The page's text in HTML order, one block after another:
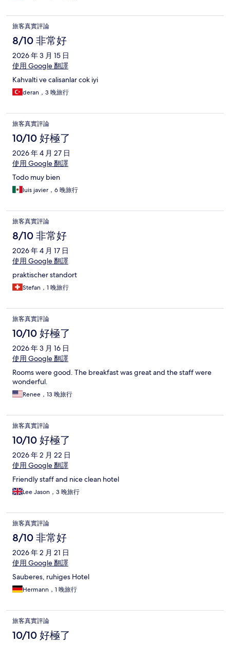
旅客真實評論
8/10 非常好
2026 年 3 月 15 日
使用 Google 翻譯
Kahvalti ve calisanlar cok iyi
deran，3 晚旅行
旅客真實評論
10/10 好極了
2026 年 4 月 27 日
使用 Google 翻譯
Todo muy bien
luis javier，6 晚旅行
旅客真實評論
8/10 非常好
2026 年 4 月 17 日
使用 Google 翻譯
praktischer standort
Stefan，1 晚旅行
旅客真實評論
10/10 好極了
2026 年 3 月 16 日
使用 Google 翻譯
Rooms were good. The breakfast was great and the staff were
wonderful.
Renee，13 晚旅行
旅客真實評論
10/10 好極了
2026 年 2 月 22 日
使用 Google 翻譯
Friendly staff and nice clean hotel
Lee Jason，3 晚旅行
旅客真實評論
8/10 非常好
2026 年 2 月 21 日
使用 Google 翻譯
Sauberes, ruhiges Hotel
Hermann，1 晚旅行
旅客真實評論
10/10 好極了